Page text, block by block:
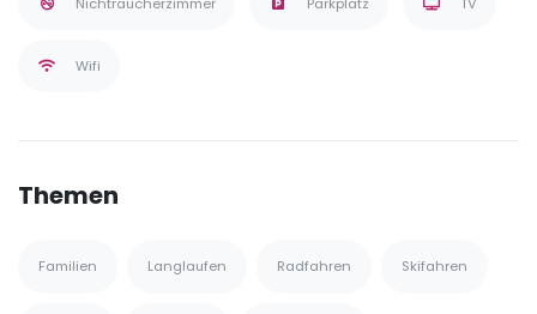
Nichtraucherzimmer Parkplatz TV
Wifi
Themen
Familien Langlaufen Radfahren Skifahren